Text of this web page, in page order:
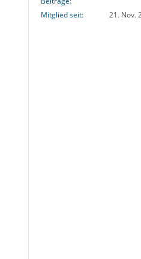
Mitglied seit
21. Nov.